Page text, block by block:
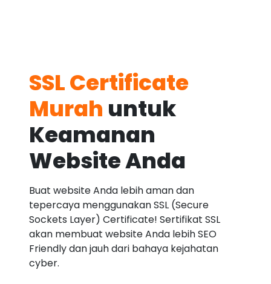
SSL Certificate
Murah untuk
Keamanan
Website Anda
Buat website Anda lebih aman dan
tepercaya menggunakan SSL (Secure
Sockets Layer) Certificate! Sertifikat SSL
akan membuat website Anda lebih SEO
Friendly dan jauh dari bahaya kejahatan
cyber.